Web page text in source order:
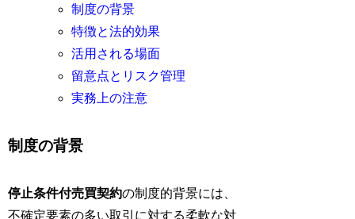
制度の背景
特徴と法的効果
活用される場面
留意点とリスク管理
実務上の注意
制度の背景
停止条件付売買契約の制度的背景には、
不確定要素の多い取引に対する柔軟な対